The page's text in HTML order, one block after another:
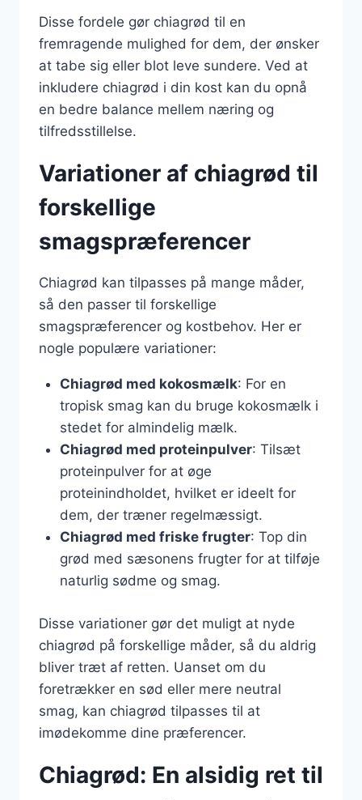
Disse fordele gør chiagrød til en
fremragende mulighed for dem, der ønsker
at tabe sig eller blot leve sundere. Ved at
inkludere chiagrød i din kost kan du opnå
en bedre balance mellem næring og
tilfredsstillelse.
Variationer af chiagrød til
forskellige
smagspræferencer
Chiagrød kan tilpasses på mange måder,
så den passer til forskellige
smagspræferencer og kostbehov. Her er
nogle populære variationer:
Chiagrød med kokosmælk: For en
tropisk smag kan du bruge kokosmælk i
stedet for almindelig mælk.
Chiagrød med proteinpulver: Tilsæt
proteinpulver for at øge
proteinindholdet, hvilket er ideelt for
dem, der træner regelmæssigt.
Chiagrød med friske frugter: Top din
grød med sæsonens frugter for at tilføje
naturlig sødme og smag.
Disse variationer gør det muligt at nyde
chiagrød på forskellige måder, så du aldrig
bliver træt af retten. Uanset om du
foretrækker en sød eller mere neutral
smag, kan chiagrød tilpasses til at
imødekomme dine præferencer.
Chiagrød: En alsidig ret til